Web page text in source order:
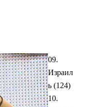
09.
Израил
ь (124)
10.